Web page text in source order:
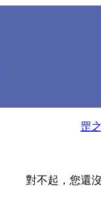
罡
對不起，您還